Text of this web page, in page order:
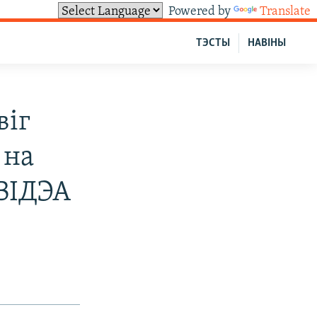
Powered by Translate
НАВІНЫ
ТЭСТЫ